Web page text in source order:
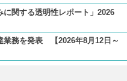
に関する透明性レポート」2026
業務を発表 【2026年8月12日～